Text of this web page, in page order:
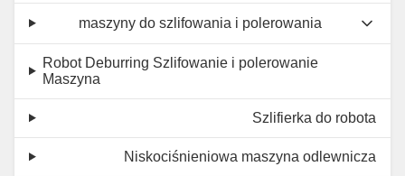
maszyny do szlifowania i polerowania
Robot Deburring Szlifowanie i polerowanie
Maszyna
Szlifierka do robota
Niskociśnieniowa maszyna odlewnicza